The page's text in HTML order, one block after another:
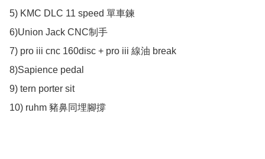
5) KMC DLC 11 speed 單車鍊
6)Union Jack CNC制手
7) pro iii cnc 160disc + pro iii 線油 break
8)Sapience pedal
9) tern porter sit
10) ruhm 豬鼻同埋腳撐